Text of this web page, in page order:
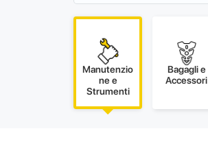
Manutenzio
ne e
Strumenti
Bagagli e
Accessori